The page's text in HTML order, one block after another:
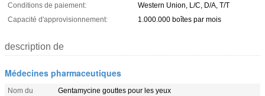
Conditions de paiement:
Western Union, L/C, D/A, T/T
Capacité d'approvisionnement:
1.000.000 boîtes par mois
description de
Médecines pharmaceutiques
Nom du
Gentamycine gouttes pour les yeux